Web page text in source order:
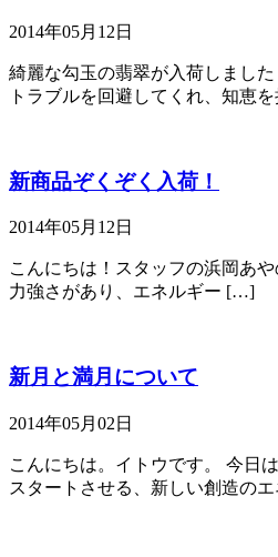
2014年05月12日
綺麗な勾玉の翡翠が入荷しまし
トラブルを回避してくれ、知恵
新商品ぞくぞく入荷！
2014年05月12日
こんにちは！スタッフの浜岡あ
力強さがあり、エネルギー […]
新月と満月について
2014年05月02日
こんにちは。イトウです。 今日
スタートさせる、新しい創造の